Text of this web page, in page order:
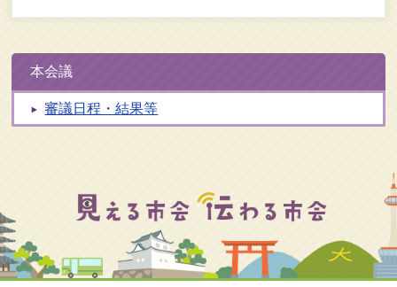
本会議
審議日程・結果等